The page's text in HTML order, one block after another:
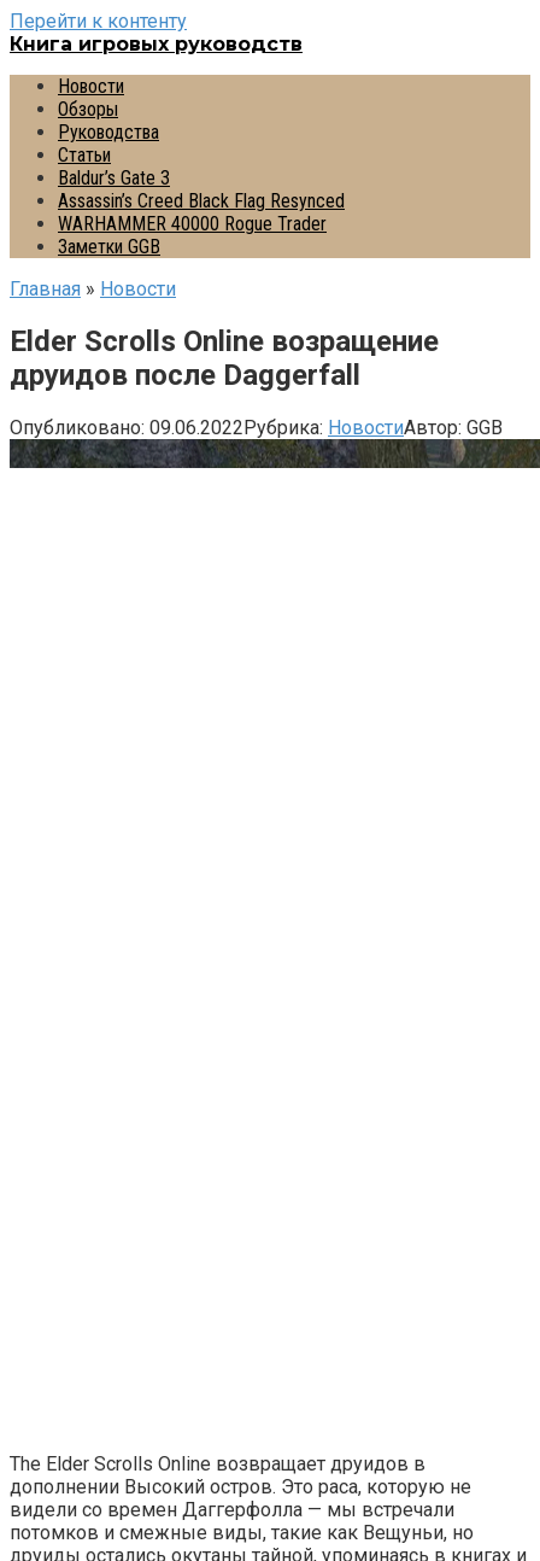
Перейти к контенту
Книга игровых руководств
Новости
Обзоры
Руководства
Статьи
Baldur’s Gate 3
Assassin’s Creed Black Flag Resynced
WARHAMMER 40000 Rogue Trader
Заметки GGB
Главная » Новости
Elder Scrolls Online возращение
друидов после Daggerfall
Опубликовано: 09.06.2022Рубрика: НовостиАвтор: GGB
The Elder Scrolls Online возвращает друидов в
дополнении Высокий остров. Это раса, которую не
видели со времен Даггерфолла — мы встречали
потомков и смежные виды, такие как Вещуньи, но
друиды остались окутаны тайной, упоминаясь в книгах и